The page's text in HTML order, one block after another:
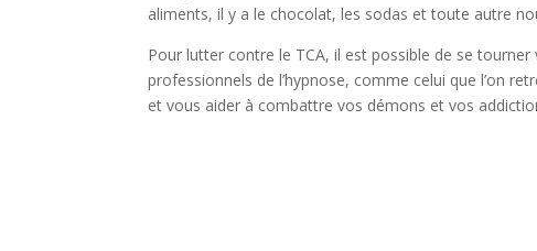
aliments, il y a le chocolat, les sodas et toute autre
Pour lutter contre le TCA, il est possible de se
professionnels de l’hypnose, comme celui que l’on
et vous aider à combattre vos démons et vos